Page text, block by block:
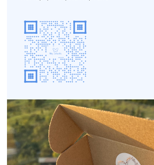
КАТАЛОГ
Подвески
Кольца
Браслеты
Бижутерия
КОЛЛЕКЦИИ
Tropicana
Magic sky
Blue lagoon
In the air